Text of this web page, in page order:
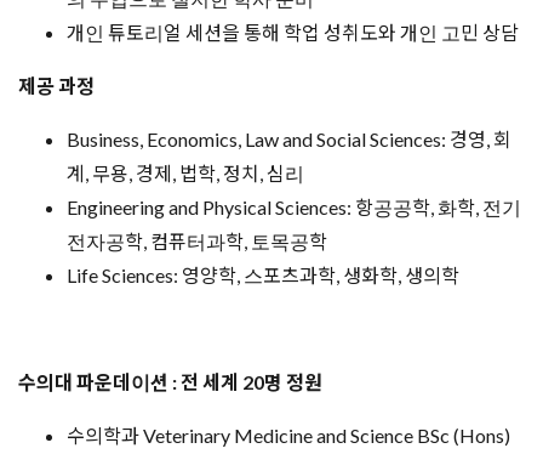
개인 튜토리얼 세션을 통해 학업 성취도와 개인 고민 상담
제공 과정
Business, Economics, Law and Social Sciences: 경영, 회
계, 무용, 경제, 법학, 정치, 심리
Engineering and Physical Sciences: 항공공학, 화학, 전기
전자공학, 컴퓨터과학, 토목공학
Life Sciences: 영양학, 스포츠과학, 생화학, 생의학
수의대 파운데이션 : 전 세계 20명 정원
수의학과 Veterinary Medicine and Science BSc (Hons)